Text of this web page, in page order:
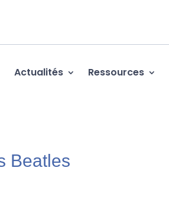
Actualités Ressources
Beatles